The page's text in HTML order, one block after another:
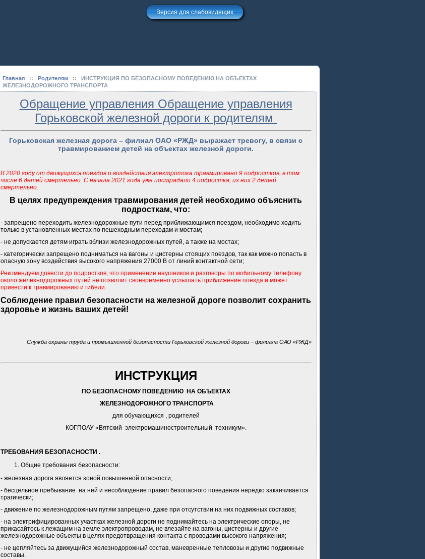
Версия для слабовидящих
Главная:: Родителям:: ИНСТРУКЦИЯ ПО БЕЗОПАСНОМУ ПОВЕДЕНИЮ НА ОБЪЕКТАХ
ЖЕЛЕЗНОДОРОЖНОГО ТРАНСПОРТА
Обращение управления Обращение управления
Горьковской железной дороги к родителям
Горьковская железная дорога – филиал ОАО «РЖД» выражает тревогу, в связи с
травмированием детей на объектах железной дороги.
В 2020 году от движущихся поездов и воздействия электротока травмировано 9 подростков, в том
числе 6 детей смертельно. С начала 2021 года уже пострадало 4 подростка, из них 2 детей
смертельно.
В целях предупреждения травмирования детей необходимо объяснить
подросткам, что:
- запрещено переходить железнодорожные пути перед приближающимся поездом, необходимо ходить
только в установленных местах по пешеходным переходам и мостам;
- не допускается детям играть вблизи железнодорожных путей, а также на мостах;
- категорически запрещено подниматься на вагоны и цистерны стоящих поездов, так как можно попасть в
опасную зону воздействия высокого напряжения 27000 В от линий контактной сети;
Рекомендуем довести до подростков, что применение наушников и разговоры по мобильному телефону
около железнодорожных путей не позволит своевременно услышать приближение поезда и может
привести к травмированию и гибели.
Соблюдение правил безопасности на железной дороге позволит сохранить
здоровье и жизнь ваших детей!
Служба охраны труда и промышленной безопасности Горьковской железной дороги – филиала ОАО «РЖД»
ИНСТРУКЦИЯ
ПО БЕЗОПАСНОМУ ПОВЕДЕНИЮ НА ОБЪЕКТАХ
ЖЕЛЕЗНОДОРОЖНОГО ТРАНСПОРТА
для обучающихся , родителей
КОГПОАУ «Вятский электромашиностроительный техникум».
ТРЕБОВАНИЯ БЕЗОПАСНОСТИ .
Общие требования безопасности:
- железная дорога является зоной повышенной опасности;
- бесцельное пребывание на ней и несоблюдение правил безопасного поведения нередко заканчивается
трагически;
- движение по железнодорожным путям запрещено, даже при отсутствии на них подвижных составов;
- на электрифицированных участках железной дороги не поднимайтесь на электрические опоры, не
прикасайтесь к лежащим на земле электропроводам, не влезайте на вагоны, цистерны и другие
железнодорожные объекты в целях предотвращения контакта с проводами высокого напряжения;
- не цепляйтесь за движущийся железнодорожный состав, маневренные тепловозы и другие подвижные
составы.